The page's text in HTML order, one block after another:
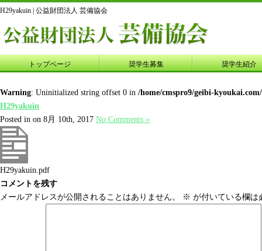
H29yakuin | 公益財団法人 芸備協会
トップページ 奨学生募集 奨学生紹介
Warning: Uninitialized string offset 0 in /home/cmspro9/geibi-
H29yakuin
Posted in on 8月 10th, 2017 No Comments »
H29yakuin.pdf
コメントを残す
メールアドレスが公開されることはありません。
※ が付いている欄は